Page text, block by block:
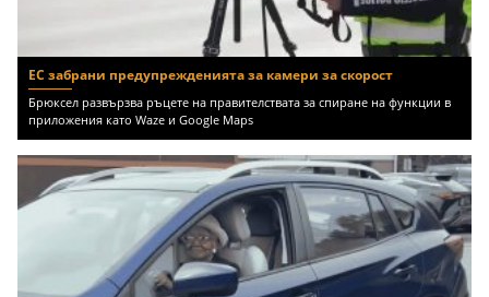
ЕС забрани предупрежденията за камери за скорост
Брюксел развързва ръцете на правителствата за спиране на функции в
приложения като Waze и Google Maps